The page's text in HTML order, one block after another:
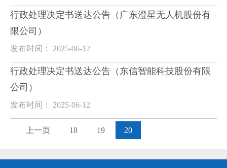
行政处理决定书送达公告（广东澄星无人机股份有
限公司）
发布时间： 2025-06-12
行政处理决定书送达公告（东信智能科技股份有限
公司）
发布时间： 2025-06-12
上一页 18 19 20